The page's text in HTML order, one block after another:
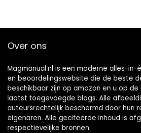
Over ons
Magmanual.nl is een moderne alles-in-
en beoordelingswebsite die de beste
beschikbaar zijn op amazon en u op
laatst toegevoegde blogs. Alle
auteursrechtelijk beschermd door hun
eigenaren. Alle geciteerde inhoud is
respectievelijke bronnen.